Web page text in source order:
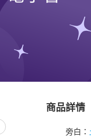
商品詳情
旁白：